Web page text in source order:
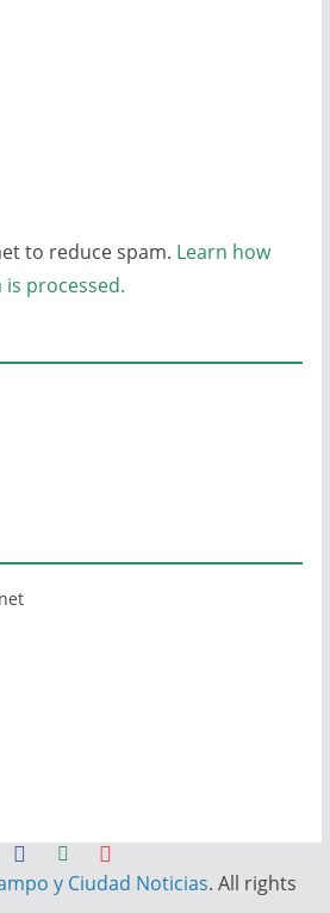
to reduce spam. Learn how
processed.
y Ciudad Noticias. All rights